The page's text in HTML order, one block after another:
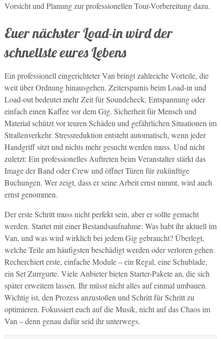
Vorsicht und Planung zur professionellen Tour-Vorbereitung dazu.
Euer nächster Load-in wird der
schnellste eures Lebens
Ein professionell eingerichteter Van bringt zahlreiche Vorteile, die
weit über Ordnung hinausgehen. Zeitersparnis beim Load-in und
Load-out bedeutet mehr Zeit für Soundcheck, Entspannung oder
einfach einen Kaffee vor dem Gig. Sicherheit für Mensch und
Material schützt vor teuren Schäden und gefährlichen Situationen im
Straßenverkehr. Stressreduktion entsteht automatisch, wenn jeder
Handgriff sitzt und nichts mehr gesucht werden muss. Und nicht
zuletzt: Ein professionelles Auftreten beim Veranstalter stärkt das
Image der Band oder Crew und öffnet Türen für zukünftige
Buchungen. Wer zeigt, dass er seine Arbeit ernst nimmt, wird auch
ernst genommen.
Der erste Schritt muss nicht perfekt sein, aber er sollte gemacht
werden. Startet mit einer Bestandsaufnahme: Was habt ihr aktuell im
Van, und was wird wirklich bei jedem Gig gebraucht? Überlegt,
welche Teile am häufigsten beschädigt werden oder verloren gehen.
Recherchiert erste, einfache Module – ein Regal, eine Schublade,
ein Set Zurrgurte. Viele Anbieter bieten Starter-Pakete an, die sich
später erweitern lassen. Ihr müsst nicht alles auf einmal umbauen.
Wichtig ist, den Prozess anzustoßen und Schritt für Schritt zu
optimieren. Fokussiert euch auf die Musik, nicht auf das Chaos im
Van – denn genau dafür seid ihr unterwegs.